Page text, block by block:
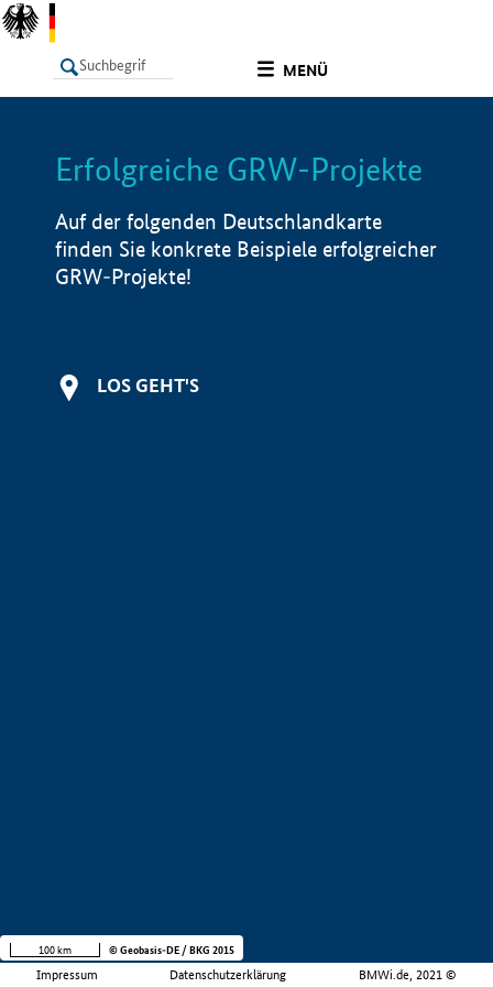
MENÜ
LISTE Info
Erfolgreiche GRW-Projekte
Auf der folgenden Deutschlandkarte
finden Sie konkrete Beispiele erfolgreicher
GRW-Projekte!
LOS GEHT'S
Impressum Datenschutzerklärung BMWi.de, 2021 ©
100 km © Geobasis-DE / BKG 2015